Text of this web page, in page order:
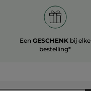
Een GESCHENK bij elke
bestelling*